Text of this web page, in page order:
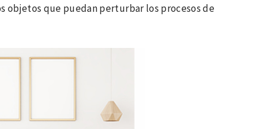
objetos que puedan perturbar los procesos de